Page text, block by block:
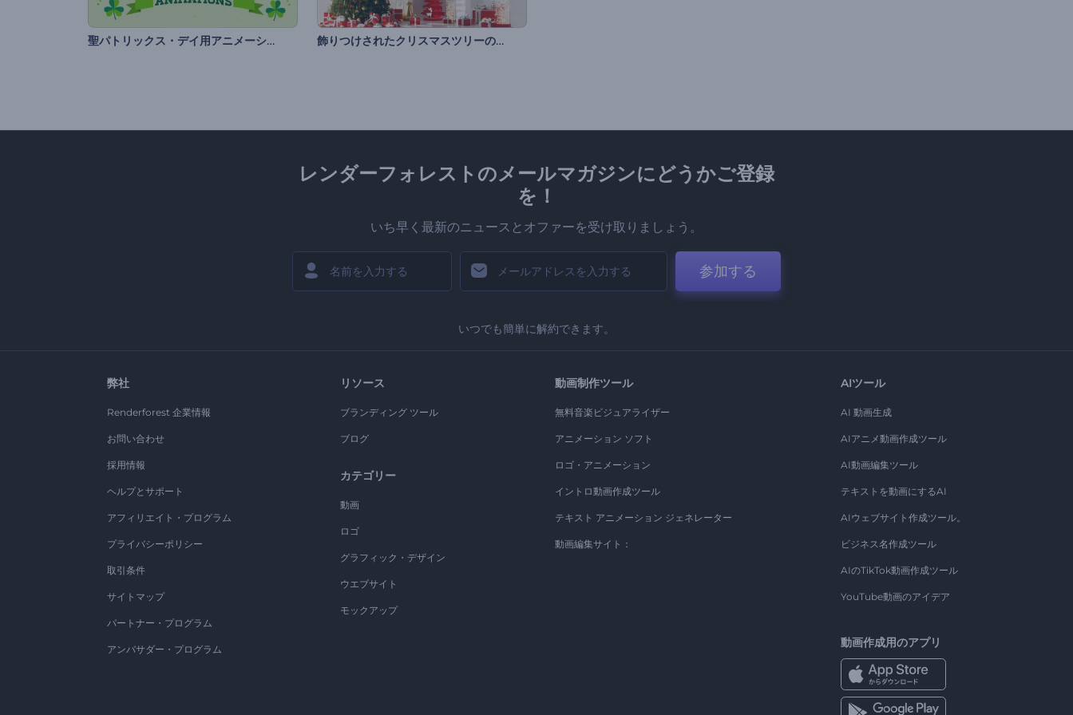
聖パトリックス・デイ用アニメーションズ 飾りつけされたクリスマスツリーのオープニング動画
レンダーフォレストのメールマガジンにどうかご登録
を！
いち早く最新のニュースとオファーを受け取りましょう。
参加する
いつでも簡単に解約できます。
弊社
Renderforest 企業情報
お問い合わせ
採用情報
ヘルプとサポート
アフィリエイト・プログラム
プライバシーポリシー
取引条件
サイトマップ
パートナー・プログラム
アンバサダー・プログラム
リソース
ブランディング ツール
ブログ
カテゴリー
動画
ロゴ
グラフィック・デザイン
ウエブサイト
モックアップ
動画制作ツール
無料音楽ビジュアライザー
アニメーション ソフト
ロゴ・アニメーション
イントロ動画作成ツール
テキスト アニメーション ジェネレーター
動画編集サイト：
AIツール
AI 動画生成
AIアニメ動画作成ツール
AI動画編集ツール
テキストを動画にするAI
AIウェブサイト作成ツール。
ビジネス名作成ツール
AIのTikTok動画作成ツール
YouTube動画のアイデア
動画作成用のアプリ